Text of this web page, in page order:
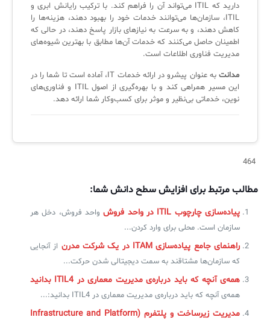
دارید که ITIL می‌تواند آن را فراهم کند. با ترکیب رایانش ابری و
ITIL، سازمان‌ها می‌توانند خدمات خود را بهبود دهند، هزینه‌ها را
کاهش دهند، و به سرعت به نیازهای بازار پاسخ دهند، در حالی که
اطمینان حاصل می‌کنند که خدمات آن‌ها مطابق با بهترین شیوه‌های
مدیریت فناوری اطلاعات است.
مدانت
به عنوان پیشرو در ارائه خدمات IT، آماده است تا شما را در
این مسیر همراهی کند و با بهره‌گیری از اصول ITIL و فناوری‌های
نوین، خدماتی بی‌نظیر و موثر برای کسب‌وکار شما ارائه دهد.
464
مطالب مرتبط برای افزایش سطح دانش شما:
پیاده‌سازی چارچوب ITIL در واحد فروش
واحد فروش، دخل هر
سازمان است. محلی برای وارد کردن...
راهنمای جامع پیاده‌سازی ITAM در یک شرکت مدرن
از آنجایی
که سازمان‌ها مشتاقند به سمت دیجیتالی شدن حرکت...
همه‌ی آنچه که باید درباره‌ی مدیریت معماری در ITIL4 بدانید
همه‌ی آنچه که باید درباره‌ی مدیریت معماری در ITIL4 بدانید:...
مدیریت زیرساخت و پلتفرم (Infrastructure and Platform